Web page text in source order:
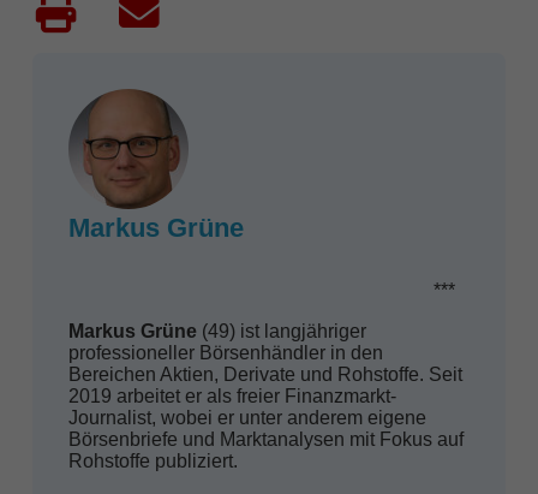
Markus Grüne
***
Markus Grüne(49) ist langjähriger
professioneller Börsenhändler in den
Bereichen Aktien, Derivate und Rohstoffe. Seit
2019 arbeitet er als freier Finanzmarkt-
Journalist, wobei er unter anderem eigene
Börsenbriefe und Marktanalysen mit Fokus auf
Rohstoffe publiziert.